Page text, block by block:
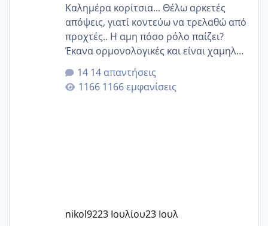
Καλημέρα κορίτσια... Θέλω αρκετές
απόψεις, γιατί κοντεύω να τρελαθώ από
προχτές.. Η αμη πόσο ρόλο παίζει?
Έκανα ορμονολογικές και είναι χαμηλή
για την ηλικία μου.. Είχα ήδη μια
εγκυμοσύνη, που έπρεπε να τερματιστεί
στην 27η εβδομάδα και προσπαθώ 7
14 απαντήσεις
1166 εμφανίσεις
nikol9223 Ιουλίου23 Ιουλ